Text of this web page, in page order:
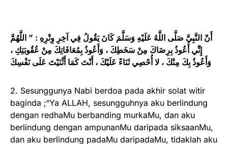
أَنّ النَّبِيَّ صَلَّى اللَّهُ عَلَيْهِ وَسَلَّمَ كَانَ يَقُولُ فِي آخِرِ وِتْرِهِ : ” اللَّهُمَّ
إِنِّي أَعُوذُ بِرِضَاكَ مِنْ سَخَطِكَ ، وَأَعُوذُ بِمُعَافَاتِكَ مِنْ عُقُوبَتِكِ ،
وَأَعُوذُ بِكَ مِنْكَ ، لا أُحْصِي ثَنَاءً عَلَيْكَ ، أَنْتَ كَمَا أَثْنَيْتَ عَلَى نَفْسِكَ
2. Sesunggunya Nabi berdoa pada akhir solat witir
baginda ;“Ya ALLAH, sesungguhnya aku berlindung
dengan redhaMu berbanding murkaMu, dan aku
berlindung dengan ampunanMu daripada siksaanMu,
dan aku berlindung padaMu daripadaMu, tidaklah aku